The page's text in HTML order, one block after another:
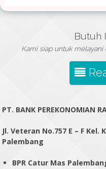
Butuh
Kami siap untuk melayani
PT. BANK PEREKONOMIAN
Jl. Veteran No.757 E – F
Palembang
BPR Catur Mas